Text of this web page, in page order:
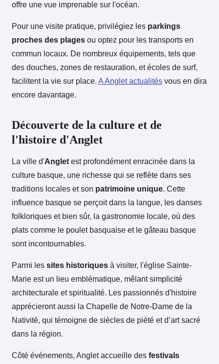
offre une vue imprenable sur l'océan.
Pour une visite pratique, privilégiez les parkings
proches des plages ou optez pour les transports en
commun locaux. De nombreux équipements, tels que
des douches, zones de restauration, et écoles de surf,
facilitent la vie sur place. A Anglet actualités vous en dira
encore davantage.
Découverte de la culture et de
l'histoire d'Anglet
La ville d'Anglet est profondément enracinée dans la
culture basque, une richesse qui se reflète dans ses
traditions locales et son patrimoine unique. Cette
influence basque se perçoit dans la langue, les danses
folkloriques et bien sûr, la gastronomie locale, où des
plats comme le poulet basquaise et le gâteau basque
sont incontournables.
Parmi les sites historiques à visiter, l'église Sainte-
Marie est un lieu emblématique, mêlant simplicité
architecturale et spiritualité. Les passionnés d'histoire
apprécieront aussi la Chapelle de Notre-Dame de la
Nativité, qui témoigne de siècles de piété et d’art sacré
dans la région.
Côté événements, Anglet accueille des festivals